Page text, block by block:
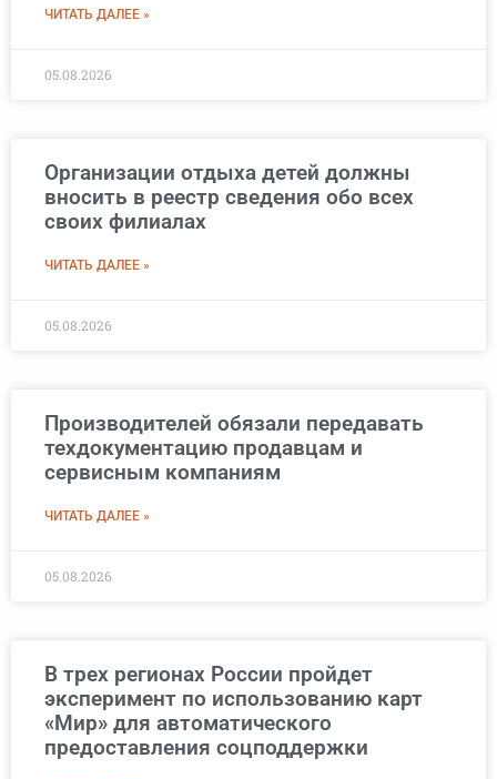
ЧИТАТЬ ДАЛЕЕ »
05.08.2026
Организации отдыха детей должны
вносить в реестр сведения обо всех
своих филиалах
ЧИТАТЬ ДАЛЕЕ »
05.08.2026
Производителей обязали передавать
техдокументацию продавцам и
сервисным компаниям
ЧИТАТЬ ДАЛЕЕ »
05.08.2026
В трех регионах России пройдет
эксперимент по использованию карт
«Мир» для автоматического
предоставления соцподдержки